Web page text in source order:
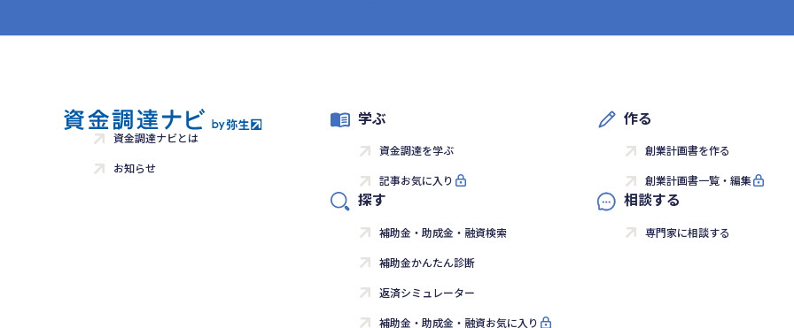
資金調達ナビとは
お知らせ
学ぶ
資金調達を学ぶ
記事お気に入り
探す
補助金・助成金・融資検索
補助金かんたん診断
返済シミュレーター
補助金・助成金・融資お気に入り
作る
創業計画書を作る
創業計画書一覧・編集
相談する
専門家に相談する